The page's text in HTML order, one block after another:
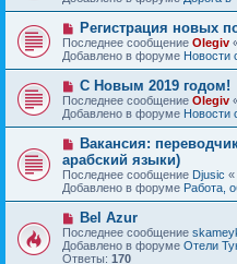
б
щ
е
н
и
е
о
е
с
о
о
б
щ
е
н
и
е
Н
о
в
о
с
о
о
б
щ
е
н
и
е
Регистрация новых
Последнее сообщение Olegiv
Добавлено в форуме Новости
Н
о
в
о
е
с
о
о
б
щ
е
н
и
е
С Новым 2019 годом!
Последнее сообщение Olegiv
Добавлено в форуме Новости
Н
в
о
е
с
о
б
щ
Вакансия:
арабский языки)
Последнее сообщение Djusic «
Добавлено в форуме Работа,
Н
о
в
о
Bel Azur
Последнее сообщение
Добавлено в форуме Отели
Ответы: 170